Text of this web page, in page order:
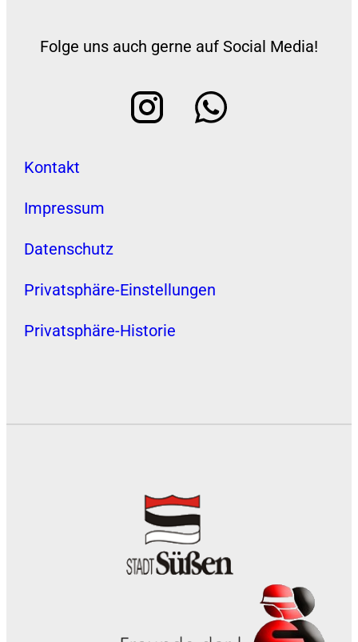
Folge uns auch gerne auf Social Media!
Kontakt
Impressum
Datenschutz
Privatsphäre-Einstellungen
Privatsphäre-Historie